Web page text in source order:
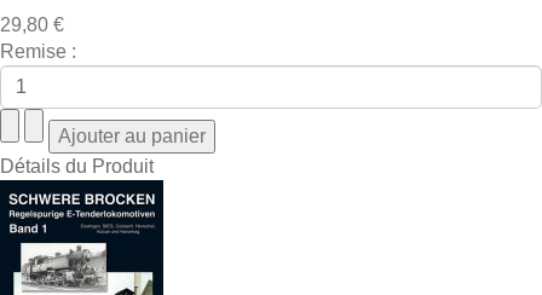
29,80 €
Remise :
Détails du Produit